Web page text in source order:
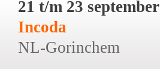
21 t/m 23 september
Incoda
NL-Gorinchem